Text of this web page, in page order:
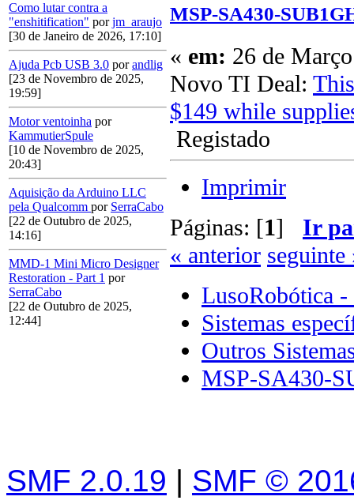
Como lutar contra a
"enshitification" porjm_araujo
[30 de Janeiro de 2026, 17:10]
Ajuda Pcb USB 3.0 porandlig
[23 de Novembro de 2025,
19:59]
Motor ventoinha por
KammutierSpule
[10 de Novembro de 2025,
20:43]
Aquisição da Arduino LLC
pela Qualcomm por SerraCabo
[22 de Outubro de 2025,
14:16]
MMD-1 Mini Micro Designer
Restoration - Part 1 por
SerraCabo
[22 de Outubro de 2025,
12:44]
MSP-SA430-
« em: 26 de
Novo TI Deal:
$149 while
Registado
Imprimir
Páginas: [1] Ir
« anterior seguinte
LusoRobótica -
Sistemas
Outros
MSP-SA430-
SMF 2.0.19 | SMF ©